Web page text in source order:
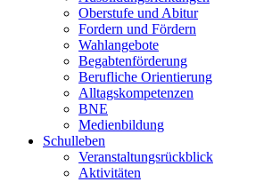
Oberstufe und Abitur
Fordern und Fördern
Wahlangebote
Begabtenförderung
Berufliche Orientierung
Alltagskompetenzen
BNE
Medienbildung
Schulleben
Veranstaltungsrückblick
Aktivitäten